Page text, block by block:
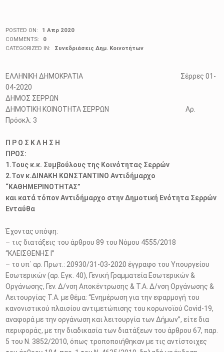
POSTED ON:
1 Απρ 2020
COMMENTS:
0
CATEGORIZED IN:
Συνεδριάσεις Δημ. Κοινοτήτων
ΕΛΛΗΝΙΚΗ ΔΗΜΟΚΡΑΤΙΑ Σέρρες 01-
04-2020
ΔΗΜΟΣ ΣΕΡΡΩΝ
ΔΗΜΟΤΙΚΗ ΚΟΙΝΟΤΗΤΑ ΣΕΡΡΩΝ Αρ.
Πρόσκλ: 3
Π Ρ Ο Σ Κ Λ Η Σ Η
ΠΡΟΣ:
1.Τους κ.κ. Συμβούλους της Κοινότητας Σερρών
2.Τον κ.ΔΙΝΑΚΗ ΚΩΝΣΤΑΝΤΙΝΟ Αντιδήμαρχο
“ΚΑΘΗΜΕΡΙΝΟΤΗΤΑΣ”
και κατά τόπον Αντιδήμαρχο στην Δημοτική Ενότητα Σερρών
Ενταύθα
Έχοντας υπόψη:
– τις διατάξεις του άρθρου 89 του Νόμου 4555/2018
“ΚΛΕΙΣΘΕΝΗΣ Ι”
– το υπ΄ αρ. Πρωτ.: 20930/31-03-2020 έγγραφο του Υπουργείου
Εσωτερικών (αρ. Εγκ. 40), Γενική Γραμματεία Εσωτερικών &
Οργάνωσης, Γεν. Δ/νση Αποκέντρωσης & Τ.Α. Δ/νση Οργάνωσης &
Λειτουργίας Τ.Α. με θέμα: “Ενημέρωση για την εφαρμογή του
κανονιστικού πλαισίου αντιμετώπισης του κορωνοϊού Covid-19,
αναφορά με την οργάνωση και λειτουργία των Δήμων”, είτε δια
περιφοράς, με την διαδικασία των διατάξεων του άρθρου 67, παρ.
5 του Ν. 3852/2010, όπως τροποποιήθηκαν με τις αντίστοιχες